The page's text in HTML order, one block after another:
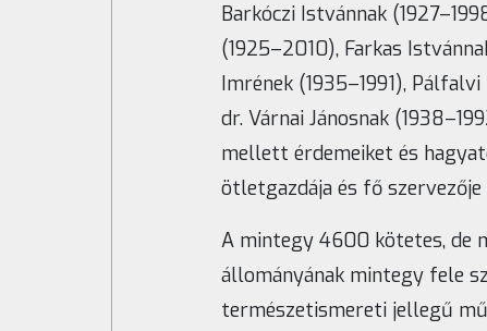
Barkóczi Istvánnak
(1925–2010), Farkas
Imrének (1935–1991), Pálfalvi
dr. Várnai Jánosnak
mellett érdemeiket és
ötletgazdája és fő
A mintegy 4600 kötetes, de
állományának mintegy fele
természetismereti jellegű